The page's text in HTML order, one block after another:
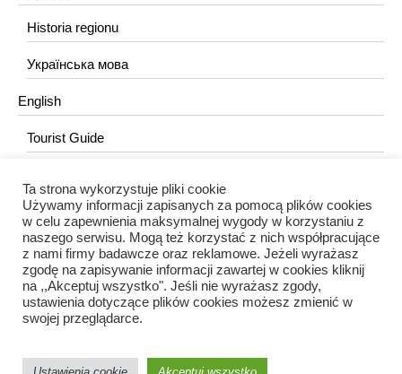
Historia regionu
Українська мова
English
Tourist Guide
KONTAKT
redakcja@portalkujawski.pl
Redakcja
Ta strona wykorzystuje pliki cookie
Używamy informacji zapisanych za pomocą plików cookies
w celu zapewnienia maksymalnej wygody w korzystaniu z
naszego serwisu. Mogą też korzystać z nich współpracujące
z nami firmy badawcze oraz reklamowe. Jeżeli wyrażasz
zgodę na zapisywanie informacji zawartej w cookies kliknij
na ,,Akceptuj wszystko". Jeśli nie wyrażasz zgody,
ustawienia dotyczące plików cookies możesz zmienić w
swojej przeglądarce.